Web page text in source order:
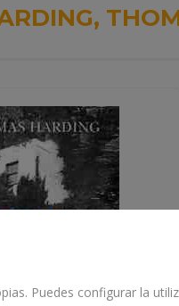
Puedes configurar la